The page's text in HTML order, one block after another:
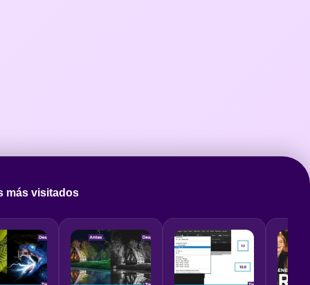
más visitados